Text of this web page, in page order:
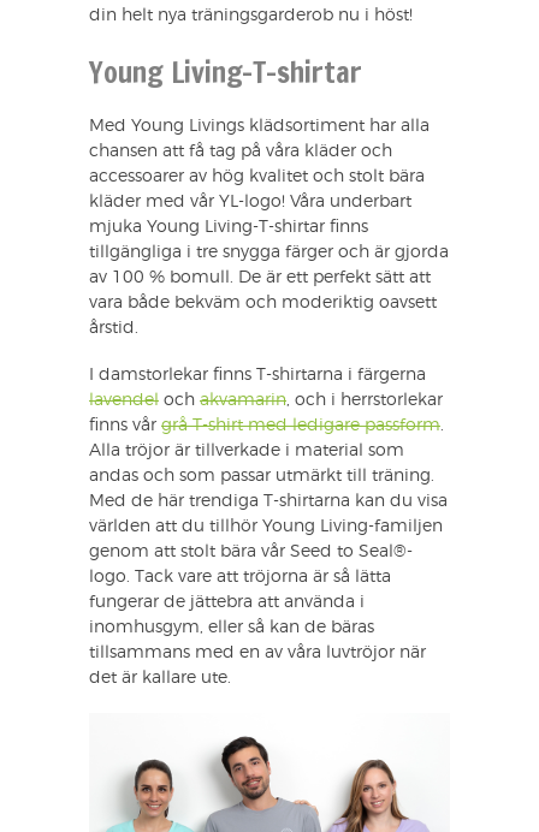
din helt nya träningsgarderob nu i höst!
Young Living-T-shirtar
Med Young Livings klädsortiment har alla
chansen att få tag på våra kläder och
accessoarer av hög kvalitet och stolt bära
kläder med vår YL-logo! Våra underbart
mjuka Young Living-T-shirtar finns
tillgängliga i tre snygga färger och är gjorda
av 100 % bomull. De är ett perfekt sätt att
vara både bekväm och moderiktig oavsett
årstid.
I damstorlekar finns T-shirtarna i färgerna
lavendel och akvamarin , och i herrstorlekar
finns vår grå T-shirt med ledigare passform
Alla tröjor är tillverkade i material som
andas och som passar utmärkt till träning.
Med de här trendiga T-shirtarna kan du visa
världen att du tillhör Young Living-familjen
genom att stolt bära vår Seed to Seal®-
logo. Tack vare att tröjorna är så lätta
fungerar de jättebra att använda i
inomhusgym, eller så kan de bäras
tillsammans med en av våra luvtröjor när
det är kallare ute.